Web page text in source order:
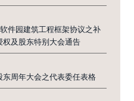
件园建筑工程框架协议之补
权及股东特别大会通告
周年大会之代表委任表格